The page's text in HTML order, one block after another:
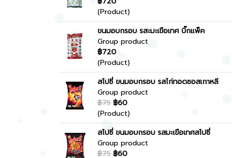
(Product)
ขนมอบกรอบ รสะมะเขือเทศ บิ๊กแพ็ค
Group product
฿720
(Product)
สไปซี่ ขนมอบกรอบ รสไก่ทอดซอสเกาหลี
Group product
฿75 ฿60
(Product)
สไปซี่ ขนมอบกรอบ รสมะเขือเทศสไปซี่
Group product
฿75 ฿60